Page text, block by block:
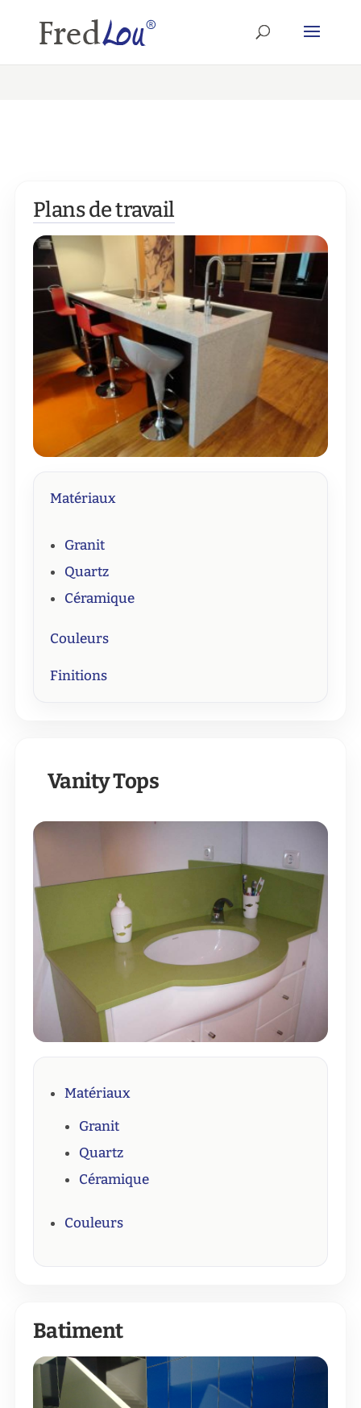
Plans de travail
Matériaux
Granit
Quartz
Céramique
Couleurs
Finitions
Vanity Tops
Matériaux
Granit
Quartz
Céramique
Couleurs
Batiment